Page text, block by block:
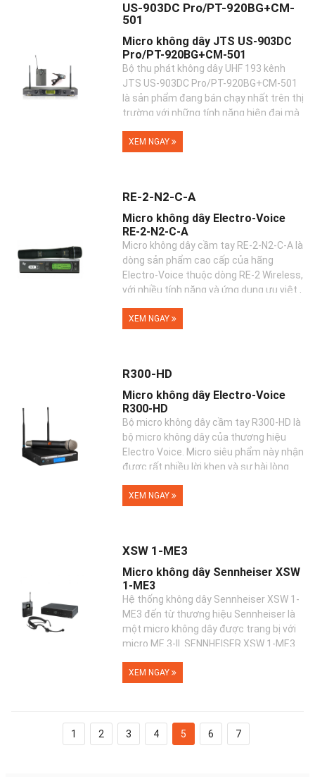
US-903DC Pro/PT-920BG+CM-
501
Micro không dây JTS US-903DC
Pro/PT-920BG+CM-501
Bộ thu phát không dây UHF 193 kênh
JTS US-903DC Pro/PT-920BG+CM-501
là sản phẩm đang bán chạy nhất trên thị
trường với những tính năng hiện đại mà
XEM NGAY
RE-2-N2-C-A
Micro không dây Electro-Voice
RE-2-N2-C-A
Micro không dây cầm tay RE-2-N2-C-A là
dòng sản phẩm cao cấp của hãng
Electro-Voice thuộc dòng RE-2 Wireless,
với nhiều tính năng và ứng dụng ưu việt ,
XEM NGAY
R300-HD
Micro không dây Electro-Voice
R300-HD
Bộ micro không dây cầm tay R300-HD là
bộ micro không dây của thương hiệu
Electro Voice. Micro siêu phẩm này nhận
được rất nhiều lời khen và sự hài lòng
XEM NGAY
XSW 1-ME3
Micro không dây Sennheiser XSW
1-ME3
Hệ thống không dây Sennheiser XSW 1-
ME3 đến từ thương hiệu Sennheiser là
một micro không dây được trang bị với
micro ME 3-II. SENNHEISER XSW 1-ME3
XEM NGAY
1 2 3 4 5 6 7